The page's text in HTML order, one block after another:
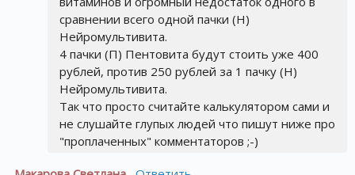
сравнении всего одной пачки (Н)
Нейромультивита.
4 пачки (П) Пентовита будут стоить уже 400
рублей, против 250 рублей за 1 пачку (Н)
Нейромультивита.
Так что просто считайте калькулятором сами и
не слушайте глупых людей что пишут ниже про
"проплаченных" комментаторов ;-)